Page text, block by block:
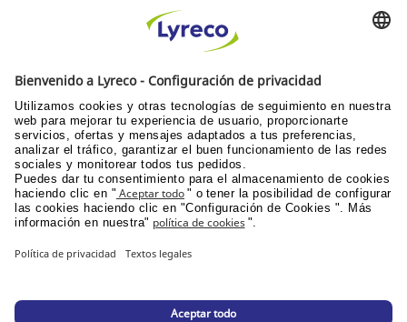
DEVOLUCIONES
antes de 30 días
INFORMACIÓN GENERAL
PPU área de clientes
Catálogos y promociones
Documentación corporativa
© Lyreco 2026
Declaración de Accesibilidad||Política de
Configuración de la privacidad